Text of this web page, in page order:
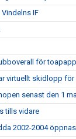
IF
för
virtuellt skidlopp för
senast den 1
tills vidare
2002-2004